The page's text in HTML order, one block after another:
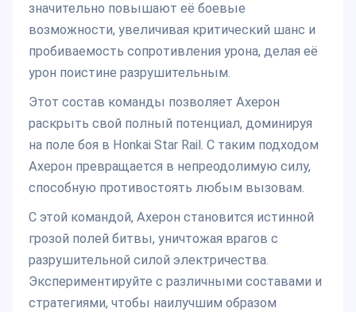
значительно повышают её боевые
возможности, увеличивая критический шанс и
пробиваемость сопротивления урона, делая её
урон поистине разрушительным.
Этот состав команды позволяет Ахерон
раскрыть свой полный потенциал, доминируя
на поле боя в Honkai Star Rail. С таким подходом
Ахерон превращается в непреодолимую силу,
способную противостоять любым вызовам.
С этой командой, Ахерон становится истинной
грозой полей битвы, уничтожая врагов с
разрушительной силой электричества.
Экспериментируйте с различными составами и
стратегиями, чтобы наилучшим образом